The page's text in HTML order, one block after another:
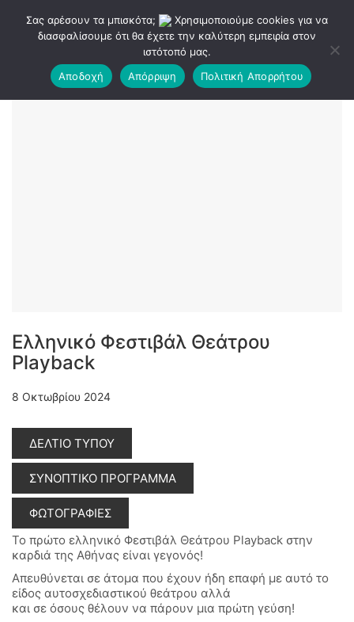
Ελληνικό Φεστιβάλ Θεάτρου
Playback
8 Οκτωβρίου 2024
ΔΕΛΤΙΟ ΤΥΠΟΥ
ΣΥΝΟΠΤΙΚΟ ΠΡΟΓΡΑΜΜΑ
ΦΩΤΟΓΡΑΦΙΕΣ
Το πρώτο ελληνικό Φεστιβάλ Θεάτρου Playback στην
καρδιά της Αθήνας είναι γεγονός!
Απευθύνεται σε άτομα που έχουν ήδη επαφή με αυτό το
είδος αυτοσχεδιαστικού θεάτρου αλλά
και σε όσους θέλουν να πάρουν μια πρώτη γεύση!
Σας αρέσουν τα μπισκότα;
Χρησιμοποιούμε cookies για να
διασφαλίσουμε ότι θα έχετε την καλύτερη εμπειρία στον
ιστότοπό μας.
Αποδοχή
Απόρριψη Πολιτική Απορρήτου